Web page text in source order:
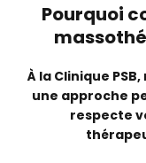
Pourquoi
À la Clinique
une approche
respecte